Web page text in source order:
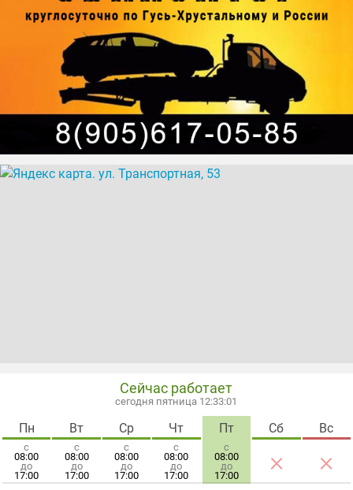
Сейчас работает
сегодня пятница 12:33:01
Пн
с
08:00
до
17:00
Вт
с
08:00
до
17:00
Ср
с
08:00
до
17:00
Чт
с
08:00
до
17:00
Пт
с
08:00
до
17:00
Сб
×
Вс
×